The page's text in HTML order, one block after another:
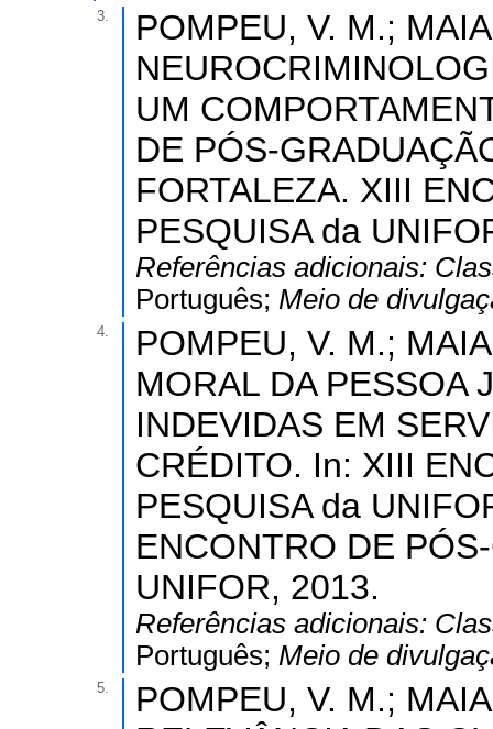
3.
POMPEU, V. M.;
UM
DE PÓS-
FORTALEZA. XIII
PESQUISA da
Referências adicionais:
Português; Meio de
4.
POMPEU, V. M.;
MORAL DA PESSOA
INDEVIDAS EM
CRÉDITO. In: XIII
PESQUISA da
ENCONTRO DE
UNIFOR, 2013.
Referências adicionais:
Português; Meio de
5.
POMPEU, V. M.;